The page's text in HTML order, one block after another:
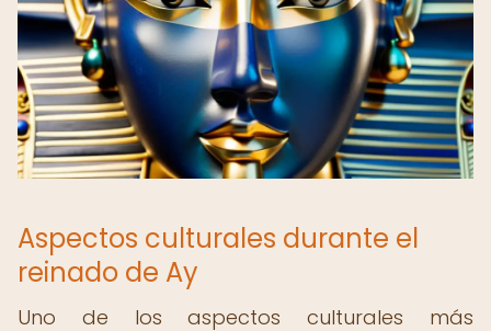
Aspectos culturales durante el
reinado de Ay
Uno de los aspectos culturales más